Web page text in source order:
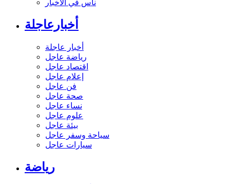
ناس في الأخبار
أخبارعاجلة
أخبار عاجلة
رياضة عاجل
اقتصاد عاجل
إعلام عاجل
فن عاجل
صحة عاجل
نساء عاجل
علوم عاجل
بيئة عاجل
سياحة وسفر عاجل
سيارات عاجل
رياضة